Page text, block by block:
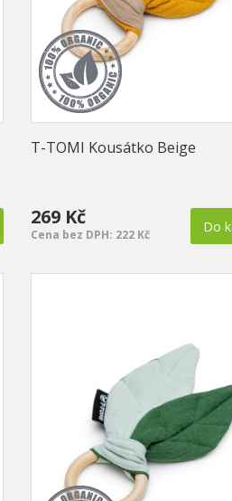
T-TOMI Kousátko Beige
269 Kč
Cena bez DPH: 222 Kč Do